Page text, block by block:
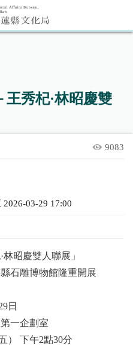
秀杞·林昭慶雙
9083
2026-03-29 17:00
林昭慶雙人聯展」
石雕博物館隆重開展
日
一企劃室
） 下午2點30分